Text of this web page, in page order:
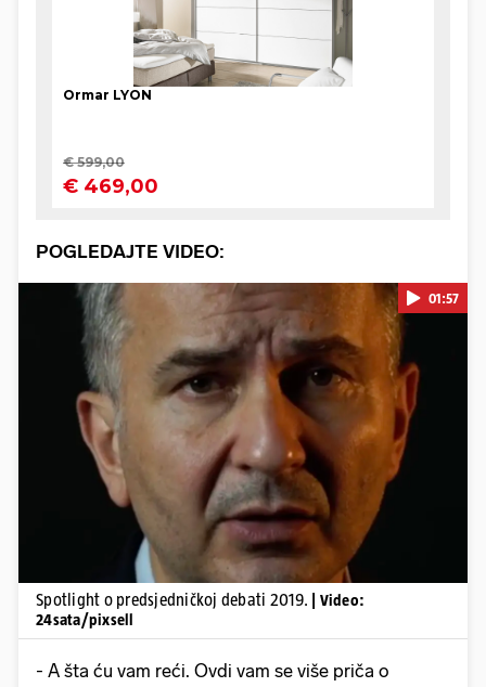
POGLEDAJTE VIDEO:
Pokretanje videa...
01:57
Spotlight o predsjedničkoj debati 2019.
| Video:
24sata/pixsell
- A šta ću vam reći. Ovdi vam se više priča o